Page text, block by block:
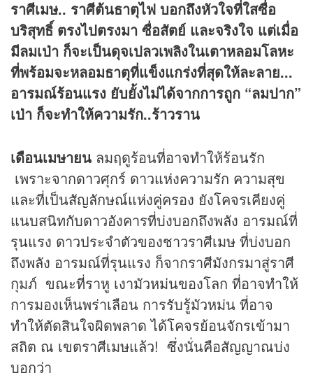
ราศีเมษ.. ราศีต้นธาตุไฟ บอกถึงหัวใจที่ใสซื่อ
บริสุทธิ์ ตรงไปตรงมา ซื่อสัตย์ และจริงใจ แต่เมื่อ
มีลมเป่า ก็จะเป็นดุจเปลวเพลิงในเตาหลอมโลหะ
ที่พร้อมจะหลอมธาตุที่แข็งแกร่งที่สุดให้ละลาย...
อารมณ์ร้อนแรง ยับยั้งไม่ได้จากการถูก “ลมปาก”
เป่า ก็จะทำให้ความรัก..ร้าวราน
เดือนเมษายน ลมฤดูร้อนที่อาจทำให้ร้อนรัก
เพราะจากดาวศุกร์ ดาวแห่งความรัก ความสุข
และที่เป็นสัญลักษณ์แห่งคู่ครอง ยังโคจรเคียงคู่
แนบสนิทกับดาวอังคารที่บ่งบอกถึงพลัง อารมณ์ที่
รุนแรง ดาวประจำตัวของชาวราศีเมษ ที่บ่งบอก
ถึงพลัง อารมณ์ที่รุนแรง ก็จากราศีมังกรมาสู่ราศี
กุมภ์ ขณะที่ราหู เงามัวหม่นของโลก ที่อาจทำให้
การมองเห็นพร่าเลือน การรับรู้มัวหม่น ที่อาจ
ทำให้ตัดสินใจผิดพลาด ได้โคจรย้อนจักรเข้ามา
สถิต ณ เขตราศีเมษแล้ว! ซึ่งนั่นคือสัญญาณบ่ง
บอกว่า